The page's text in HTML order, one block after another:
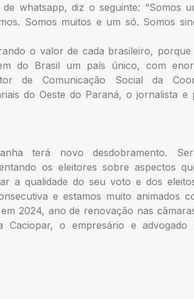
whatsapp, diz o seguinte: “Somos
Somos muitos e um só. Somos
o valor de cada brasileiro,
do Brasil um país único, com
de Comunicação Social da
do Oeste do Paraná, o jornalista e
terá novo desdobramento.
os eleitores sobre aspectos
a qualidade do seu voto e dos
e estamos muito animados
2024, ano de renovação nas
o empresário e advogado